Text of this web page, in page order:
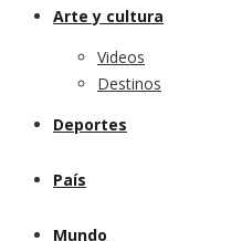
Arte y cultura
Videos
Destinos
Deportes
País
Mundo